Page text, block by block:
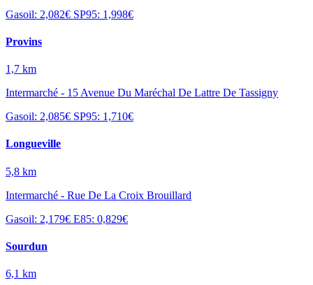
Gasoil: 2,082€ SP95: 1,998€
Provins
1,7 km
Intermarché - 15 Avenue Du Maréchal De Lattre De Tassigny
Gasoil: 2,085€ SP95: 1,710€
Longueville
5,8 km
Intermarché - Rue De La Croix Brouillard
Gasoil: 2,179€ E85: 0,829€
Sourdun
6,1 km